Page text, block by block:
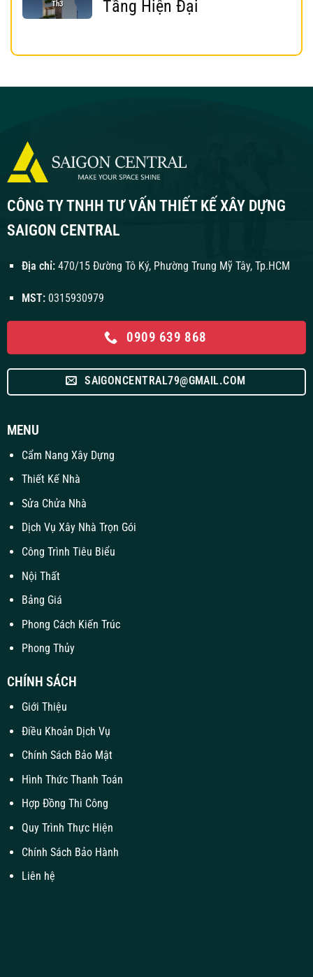
Th3
Tầng Hiện Đại
CÔNG TY TNHH TƯ VẤN THIẾT KẾ XÂY DỰNG
SAIGON CENTRAL
Địa chỉ:470/15 Đường Tô Ký, Phường Trung Mỹ Tây, Tp.HCM
MST: 0315930979
0909 639 868
SAIGONCENTRAL79@GMAIL.COM
MENU
Cẩm Nang Xây Dựng
Thiết Kế Nhà
Sửa Chửa Nhà
Dịch Vụ Xây Nhà Trọn Gói
Công Trình Tiêu Biểu
Nội Thất
Bảng Giá
Phong Cách Kiến Trúc
Phong Thủy
CHÍNH SÁCH
Giới Thiệu
Điều Khoản Dịch Vụ
Chính Sách Bảo Mật
Hình Thức Thanh Toán
Hợp Đồng Thi Công
Quy Trình Thực Hiện
Chính Sách Bảo Hành
Liên hệ